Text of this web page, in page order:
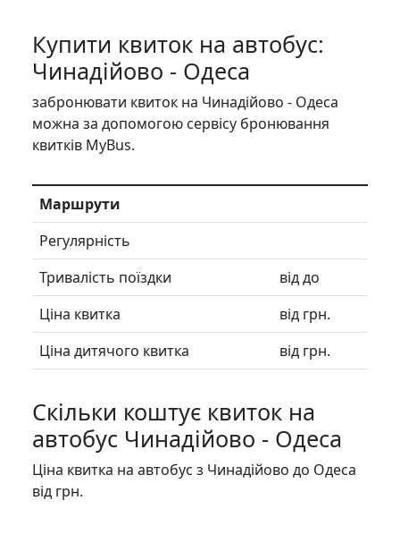
Купити квиток на автобус:
Чинадійово - Одеса
забронювати квиток на Чинадійово - Одеса
можна за допомогою сервісу бронювання
квитків MyBus.
Маршрути
Регулярність
Тривалість поїздки
від до
Ціна квитка
від грн.
Ціна дитячого квитка
від грн.
Скільки коштує квиток на
автобус Чинадійово - Одеса
Ціна квитка на автобус з Чинадійово до Одеса
від грн.